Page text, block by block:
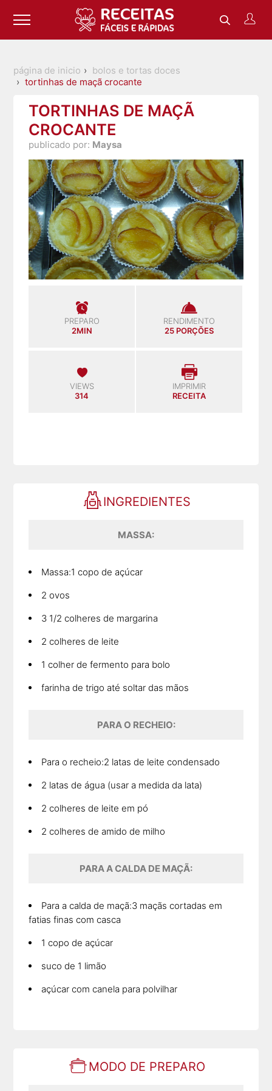
página de inicio
bolos e tortas doces
tortinhas de maçã crocante
TORTINHAS DE MAÇÃ
CROCANTE
publicado por: Maysa
PREPARO
2MIN
RENDIMENTO
25 PORÇÕES
VIEWS
314
IMPRIMIR
RECEITA
INGREDIENTES
MASSA:
Massa:1 copo de açúcar
2 ovos
3 1/2 colheres de margarina
2 colheres de leite
1 colher de fermento para bolo
farinha de trigo até soltar das mãos
PARA O RECHEIO:
Para o recheio:2 latas de leite condensado
2 latas de água (usar a medida da lata)
2 colheres de leite em pó
2 colheres de amido de milho
PARA A CALDA DE MAÇÃ:
Para a calda de maçã:3 maçãs cortadas em
fatias finas com casca
1 copo de açúcar
suco de 1 limão
açúcar com canela para polvilhar
MODO DE PREPARO